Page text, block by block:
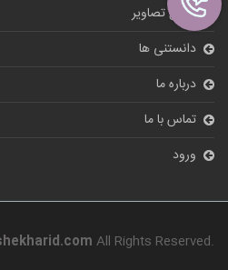
گالری تصاویر
دانستنی ها
درباره ما
تماس با ما
ورود
All Rights Reserved.